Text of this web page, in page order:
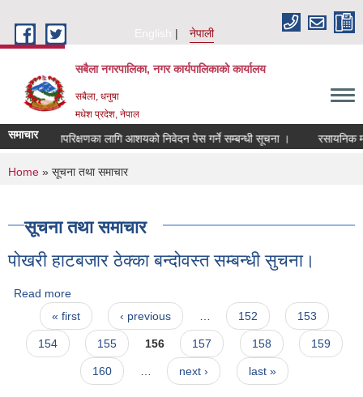
English
नेपाली
सबैला नगरपालिका, नगर कार्यपालिकाको कार्यालय
सबैला, धनुषा
मधेश प्रदेश, नेपाल
समाचारलेखापरिक्षणका लागि आशयको निवेदन पेस गर्ने सम्बन्धी सूचना । रसायनिक
You are here
Home » सूचना तथा समाचार
सूचना तथा समाचार
पोखरी हाटबजार ठेक्का बन्दोवस्त सम्बन्धी सुचना।
Read more
Pages
« first ‹ previous … 152 153
154 155 156 157 158 159
160 … next › last »